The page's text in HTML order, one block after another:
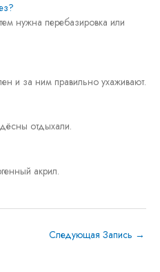
нужна перебазировка или
и за ним правильно ухаживают.
отдыхали.
акрил.
Следующая Запись →